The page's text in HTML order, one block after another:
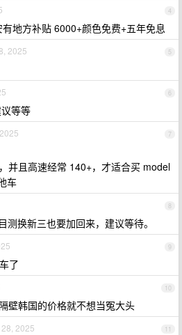
4
地方补贴 6000+颜色免费+五年免息
5
2025
6
等等
7
并且高速经常 140+，才适合买 model
车
8
测换新三也要加回来，建议等待。
9
了
10
壁韩国的价格就不想当冤大头
11
2025